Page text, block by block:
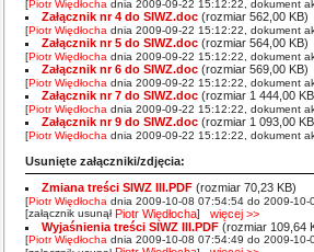
[Piotr Więdłocha dnia 2009-09-22 15:12:22, dokument
Załącznik nr 4 do SIWZ.doc(rozmiar 562,00 KB)
[Piotr Więdłocha dnia 2009-09-22 15:12:22, dokument
Załącznik nr 5 do SIWZ.doc(rozmiar 564,00 KB)
[Piotr Więdłocha dnia 2009-09-22 15:12:22, dokument
Załącznik nr 6 do SIWZ.doc(rozmiar 569,00 KB)
[Piotr Więdłocha dnia 2009-09-22 15:12:22, dokument
Załącznik nr 7 do SIWZ.doc(rozmiar 1 444,00
[Piotr Więdłocha dnia 2009-09-22 15:12:22, dokument
Załącznik nr 9 do SIWZ.doc(rozmiar 1 093,00
[Piotr Więdłocha dnia 2009-09-22 15:12:22, dokument
Usunięte załączniki/zdjęcia:
Zmiana treści SIWZ III.PDF(rozmiar 70,23 KB)
[Piotr Więdłocha dnia 2009-10-08 07:54:54 do 2009-10-
[załącznik usunąłPiotr Więdłocha]
więcej >>
Wyjaśnienia treści SIWZ III.PDF(rozmiar 109,64
[Piotr Więdłocha dnia 2009-10-08 07:54:49 do 2009-10-